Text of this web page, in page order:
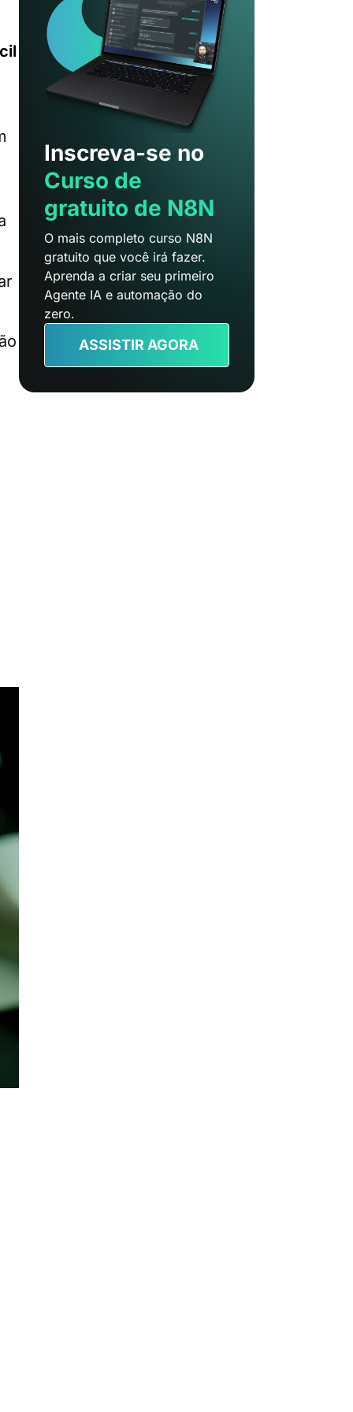
Inscreva-se no
Curso de
gratuito de N8N
O mais completo curso N8N
gratuito que você irá fazer.
Aprenda a criar seu primeiro
Agente IA e automação do
zero.
ASSISTIR AGORA